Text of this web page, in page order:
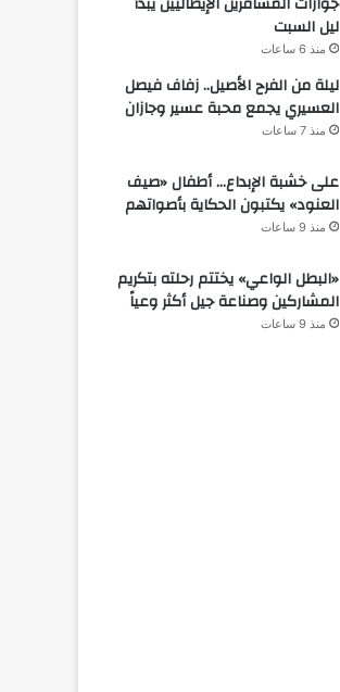
ليل السبت
منذ 6 ساعات
ليلة من الفرح الأصيل.. زفاف فيصل
العسيري يجمع محبة عسير وجازان
منذ 7 ساعات
على خشبة الإبداع… أطفال «صيف
العنود» يكتبون الحكاية بأصواتهم
منذ 9 ساعات
«البطل الواعي» يختتم رحلته بتكريم
المشاركين وصناعة جيل أكثر وعياً
منذ 9 ساعات